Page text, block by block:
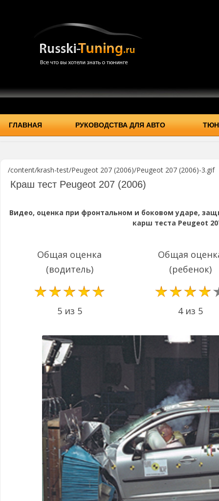
ГЛАВНАЯ РУКОВОДСТВА ДЛЯ АВТО
/content/krash-test/Peugeot 207 (2006)/Peugeot 207 (2006)-3.gif
Краш тест Peugeot 207 (2006)
Видео, оценка при фронтальном и боковом ударе,
карш теста Peugeot
Общая оценка
(водитель)
5 из 5
Общая
(ребенок)
4 из 5